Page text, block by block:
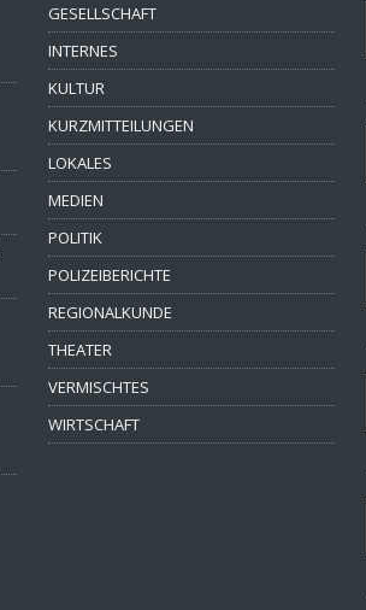
GESELLSCHAFT
INTERNES
KULTUR
KURZMITTEILUNGEN
LOKALES
MEDIEN
POLITIK
POLIZEIBERICHTE
REGIONALKUNDE
THEATER
VERMISCHTES
WIRTSCHAFT